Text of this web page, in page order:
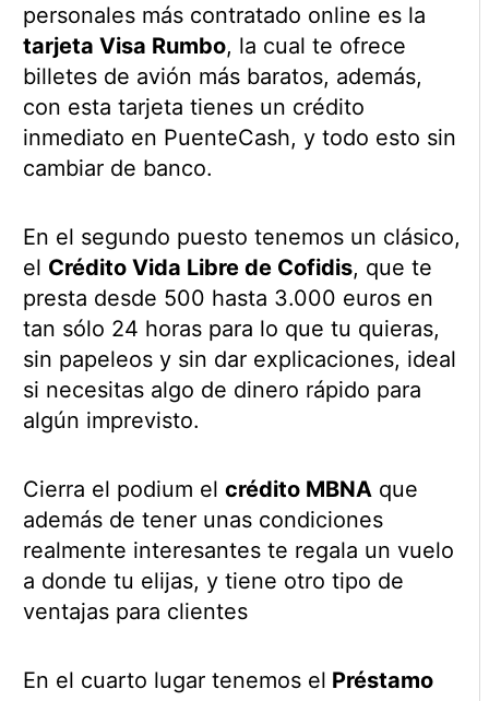
personales más contratado online es la
tarjeta Visa Rumbo, la cual te ofrece
billetes de avión más baratos, además,
con esta tarjeta tienes un crédito
inmediato en PuenteCash, y todo esto sin
cambiar de banco.
En el segundo puesto tenemos un clásico,
el Crédito Vida Libre de Cofidis, que te
presta desde 500 hasta 3.000 euros en
tan sólo 24 horas para lo que tu quieras,
sin papeleos y sin dar explicaciones, ideal
si necesitas algo de dinero rápido para
algún imprevisto.
Cierra el podium el crédito MBNAque
además de tener unas condiciones
realmente interesantes te regala un vuelo
a donde tu elijas, y tiene otro tipo de
ventajas para clientes
En el cuarto lugar tenemos el Préstamo